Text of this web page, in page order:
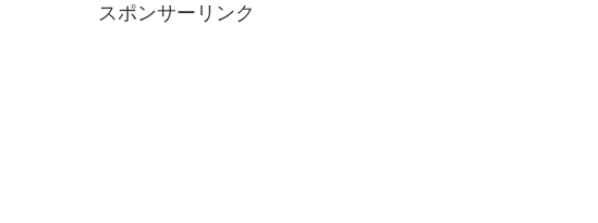
スポンサーリンク